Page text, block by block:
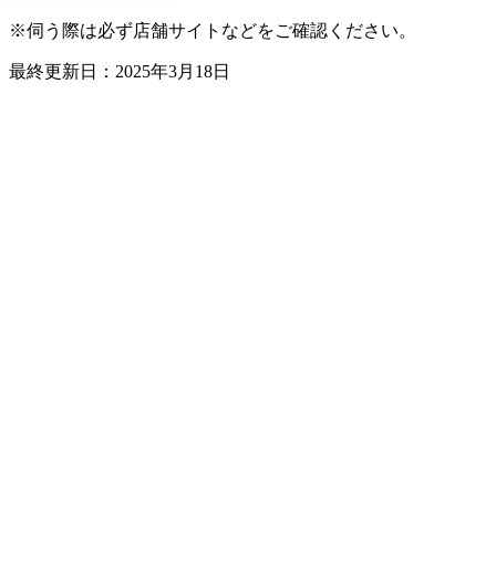
※伺う際は必ず店舗サイトなどをご確認ください。
最終更新日：2025年3月18日